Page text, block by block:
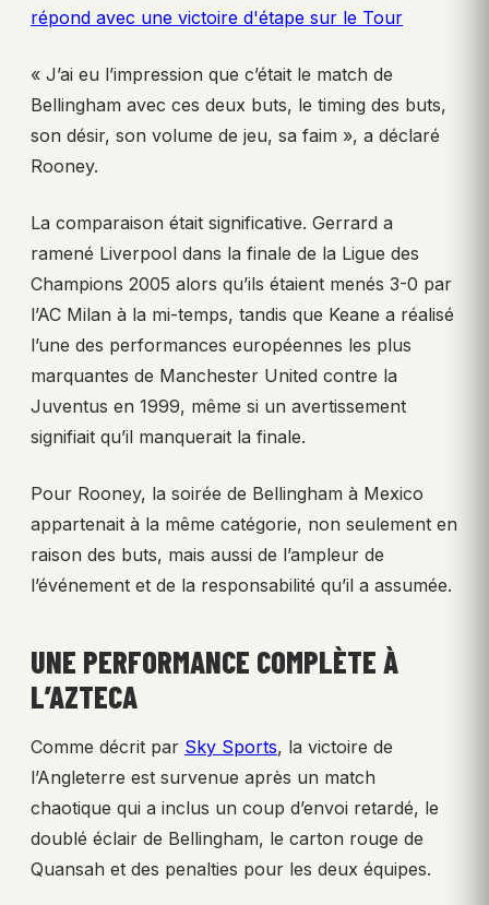
répond avec une victoire d'étape sur le Tour
« J’ai eu l’impression que c’était le match de
Bellingham avec ces deux buts, le timing des buts,
son désir, son volume de jeu, sa faim », a déclaré
Rooney.
La comparaison était significative. Gerrard a
ramené Liverpool dans la finale de la Ligue des
Champions 2005 alors qu’ils étaient menés 3-0 par
l’AC Milan à la mi-temps, tandis que Keane a réalisé
l’une des performances européennes les plus
marquantes de Manchester United contre la
Juventus en 1999, même si un avertissement
signifiait qu’il manquerait la finale.
Pour Rooney, la soirée de Bellingham à Mexico
appartenait à la même catégorie, non seulement en
raison des buts, mais aussi de l’ampleur de
l’événement et de la responsabilité qu’il a assumée.
UNE PERFORMANCE COMPLÈTE À
L’AZTECA
Comme décrit par Sky Sports, la victoire de
l’Angleterre est survenue après un match
chaotique qui a inclus un coup d’envoi retardé, le
doublé éclair de Bellingham, le carton rouge de
Quansah et des penalties pour les deux équipes.